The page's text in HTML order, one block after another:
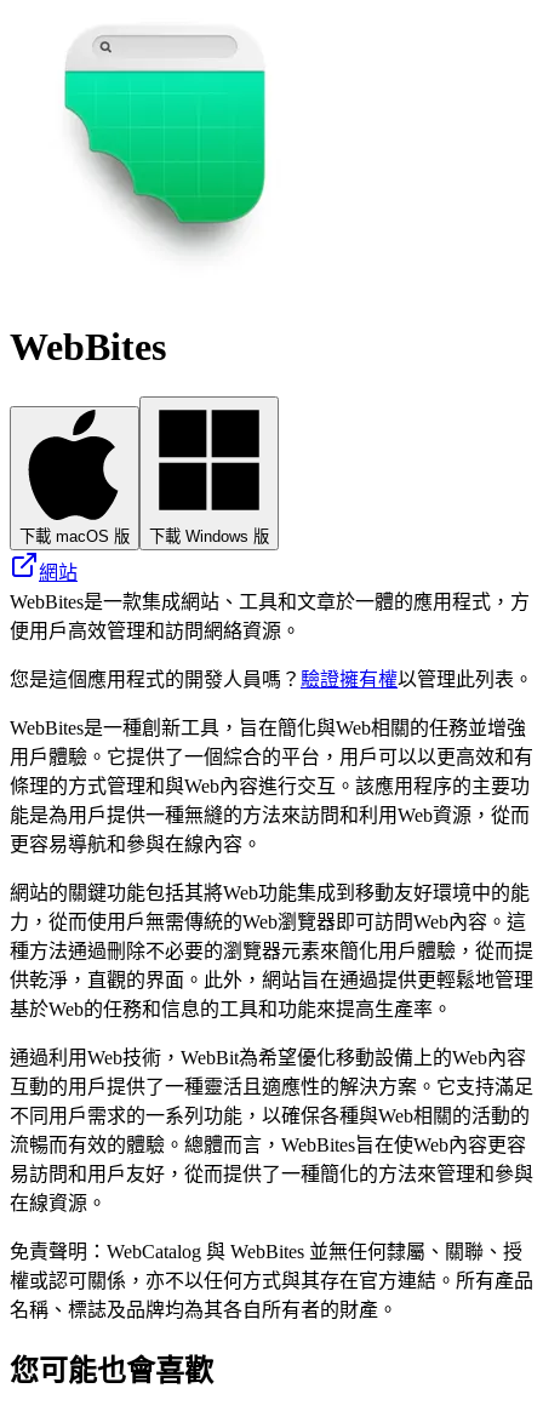
WebBites
下載 macOS 版 下載 Windows 版
網站
WebBites是一款集成網站、工具和文章於一體的應用程式，方
便用戶高效管理和訪問網絡資源。
您是這個應用程式的開發人員嗎？ 驗證擁有權以管理此列表。
WebBites是一種創新工具，旨在簡化與Web相關的任務並增強
用戶體驗。它提供了一個綜合的平台，用戶可以以更高效和有
條理的方式管理和與Web內容進行交互。該應用程序的主要功
能是為用戶提供一種無縫的方法來訪問和利用Web資源，從而
更容易導航和參與在線內容。
網站的關鍵功能包括其將Web功能集成到移動友好環境中的能
力，從而使用戶無需傳統的Web瀏覽器即可訪問Web內容。這
種方法通過刪除不必要的瀏覽器元素來簡化用戶體驗，從而提
供乾淨，直觀的界面。此外，網站旨在通過提供更輕鬆地管理
基於Web的任務和信息的工具和功能來提高生產率。
通過利用Web技術，WebBit為希望優化移動設備上的Web內容
互動的用戶提供了一種靈活且適應性的解決方案。它支持滿足
不同用戶需求的一系列功能，以確保各種與Web相關的活動的
流暢而有效的體驗。總體而言，WebBites旨在使Web內容更容
易訪問和用戶友好，從而提供了一種簡化的方法來管理和參與
在線資源。
免責聲明：WebCatalog 與 WebBites 並無任何隸屬、關聯、授
權或認可關係，亦不以任何方式與其存在官方連結。所有產品
名稱、標誌及品牌均為其各自所有者的財產。
您可能也會喜歡